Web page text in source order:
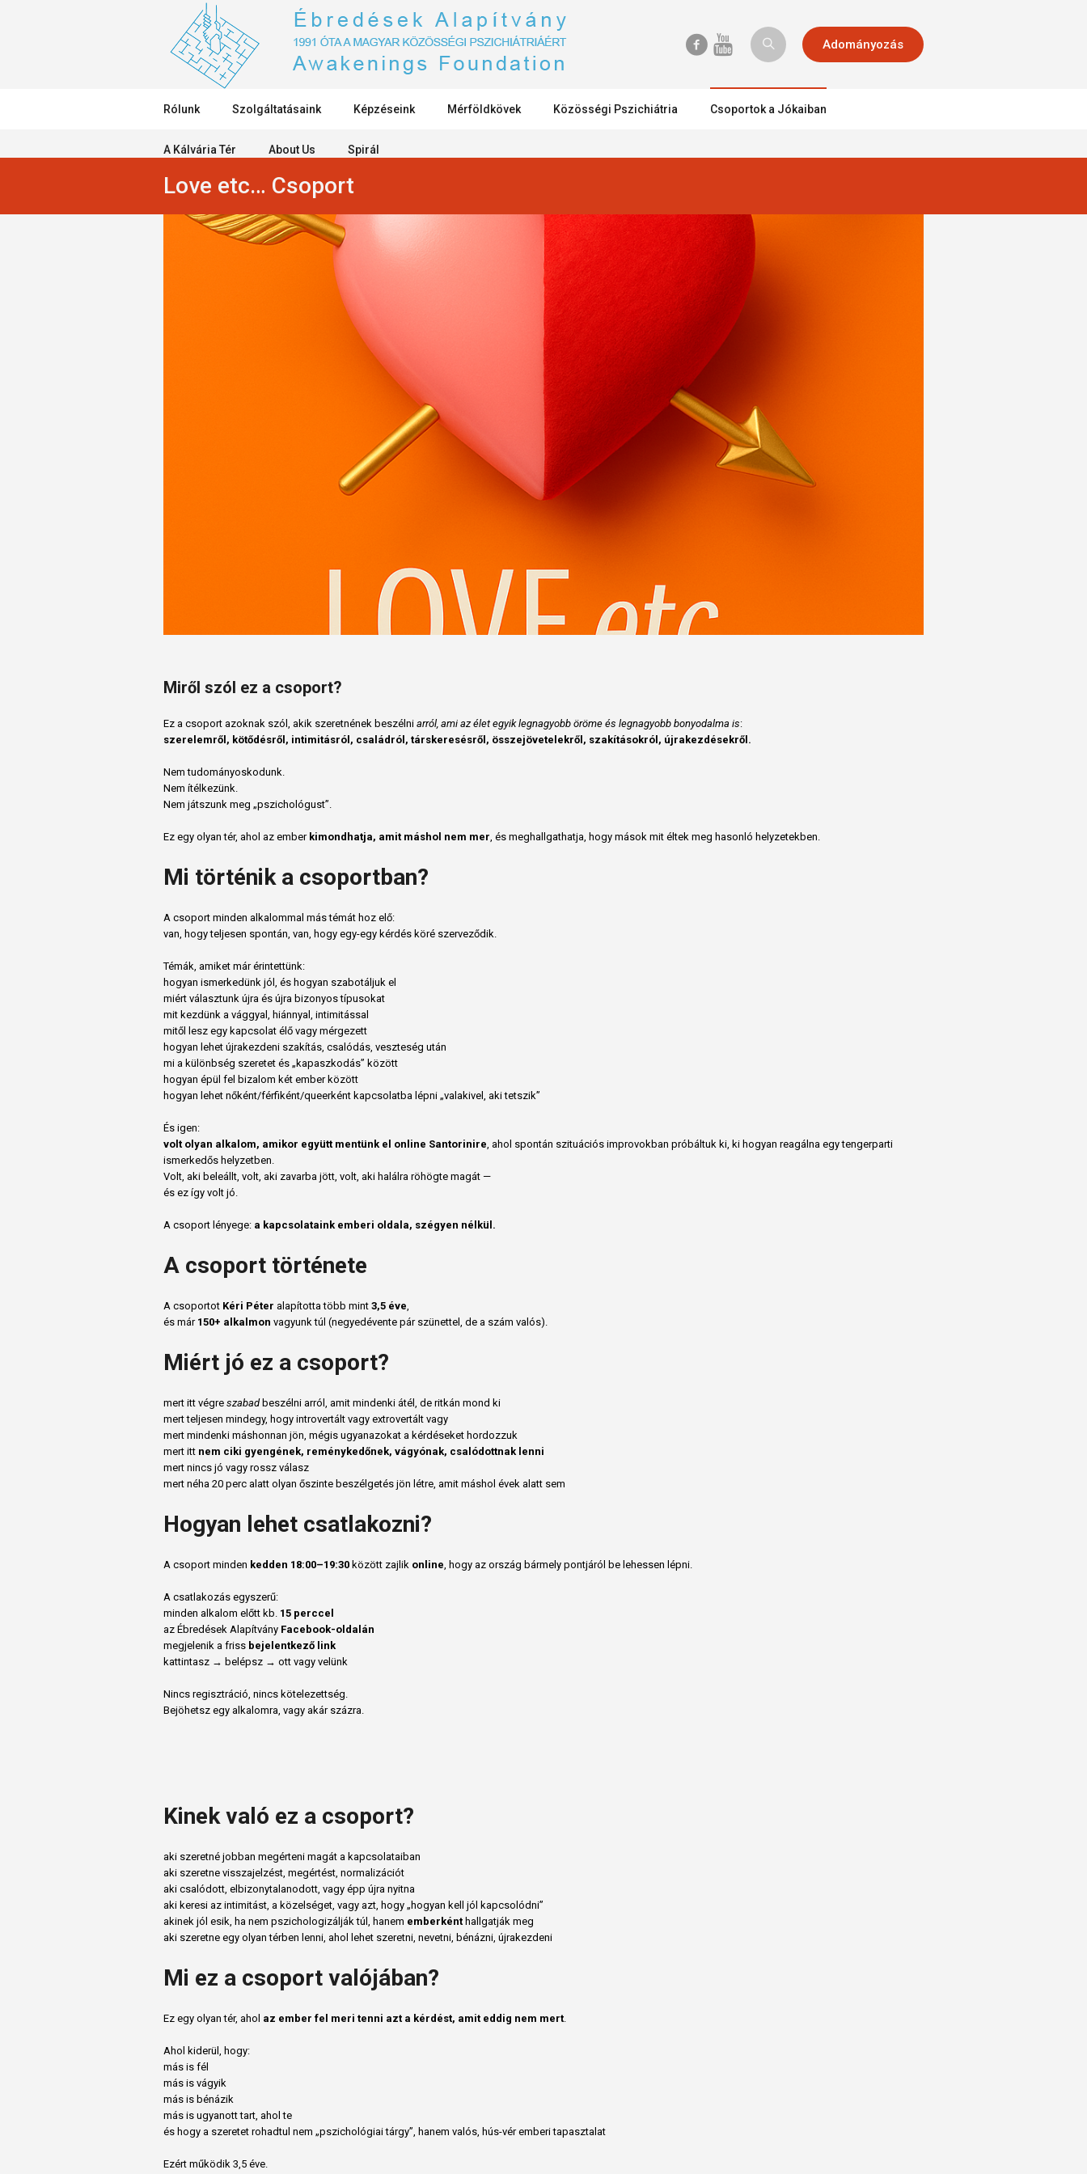
Adományozás
Rólunk Szolgáltatásaink Képzéseink Mérföldkövek Közösségi Pszichiátria Csoportok a Jókaiban
A Kálvária Tér About Us Spirál
Love etc… Csoport
Miről szól ez a csoport?
Ez a csoport azoknak szól, akik szeretnének beszélniarról, ami az élet egyik legnagyobb öröme és legnagyobb bonyodalma is:
szerelemről, kötődésről, intimitásról, családról, társkeresésről, összejövetelekről, szakításokról, újrakezdésekről.
Nem tudományoskodunk.
Nem ítélkezünk.
Nem játszunk meg „pszichológust”.
Ez egy olyan tér, ahol az ember kimondhatja, amit máshol nem mer, és meghallgathatja, hogy mások mit éltek meg hasonló helyzetekben.
Mi történik a csoportban?
A csoport minden alkalommal más témát hoz elő:
van, hogy teljesen spontán, van, hogy egy-egy kérdés köré szerveződik.
Témák, amiket már érintettünk:
hogyan ismerkedünk jól, és hogyan szabotáljuk el
miért választunk újra és újra bizonyos típusokat
mit kezdünk a vággyal, hiánnyal, intimitással
mitől lesz egy kapcsolat élő vagy mérgezett
hogyan lehet újrakezdeni szakítás, csalódás, veszteség után
mi a különbség szeretet és „kapaszkodás” között
hogyan épül fel bizalom két ember között
hogyan lehet nőként/férfiként/queerként kapcsolatba lépni „valakivel, aki tetszik”
És igen:
volt olyan alkalom, amikor együtt mentünk el online Santorinire, ahol spontán szituációs improvokban próbáltuk ki, ki hogyan reagálna egy tengerparti
ismerkedős helyzetben.
Volt, aki beleállt, volt, aki zavarba jött, volt, aki halálra röhögte magát —
és ez így volt jó.
A csoport lényege: a kapcsolataink emberi oldala, szégyen nélkül.
A csoport története
A csoportot Kéri Péter alapította több mint3,5 éve,
és már 150+ alkalmon vagyunk túl (negyedévente pár szünettel, de a szám valós).
Miért jó ez a csoport?
mert itt végreszabadbeszélni arról, amit mindenki átél, de ritkán mond ki
mert teljesen mindegy, hogy introvertált vagy extrovertált vagy
mert mindenki máshonnan jön, mégis ugyanazokat a kérdéseket hordozzuk
mert itt nem ciki gyengének, reménykedőnek, vágyónak, csalódottnak lenni
mert nincs jó vagy rossz válasz
mert néha 20 perc alatt olyan őszinte beszélgetés jön létre, amit máshol évek alatt sem
Hogyan lehet csatlakozni?
A csoport minden kedden 18:00–19:30 között zajlik online, hogy az ország bármely pontjáról be lehessen lépni.
A csatlakozás egyszerű:
minden alkalom előtt kb. 15 perccel
az Ébredések Alapítvány Facebook-oldalán
megjelenik a friss bejelentkező link
kattintasz → belépsz → ott vagy velünk
Nincs regisztráció, nincs kötelezettség.
Bejöhetsz egy alkalomra, vagy akár százra.
Kinek való ez a csoport?
aki szeretné jobban megérteni magát a kapcsolataiban
aki szeretne visszajelzést, megértést, normalizációt
aki csalódott, elbizonytalanodott, vagy épp újra nyitna
aki keresi az intimitást, a közelséget, vagy azt, hogy „hogyan kell jól kapcsolódni”
akinek jól esik, ha nem pszichologizálják túl, hanem emberként hallgatják meg
aki szeretne egy olyan térben lenni, ahol lehet szeretni, nevetni, bénázni, újrakezdeni
Mi ez a csoport valójában?
Ez egy olyan tér, ahol az ember fel meri tenni azt a kérdést, amit eddig nem mert.
Ahol kiderül, hogy:
más is fél
más is vágyik
más is bénázik
más is ugyanott tart, ahol te
és hogy a szeretet rohadtul nem „pszichológiai tárgy”, hanem valós, hús-vér emberi tapasztalat
Ezért működik 3,5 éve.